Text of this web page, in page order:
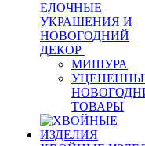
ЕЛОЧНЫЕ
УКРАШЕНИЯ И
НОВОГОДНИЙ
ДЕКОР
МИШУРА
ТОВАРЫ